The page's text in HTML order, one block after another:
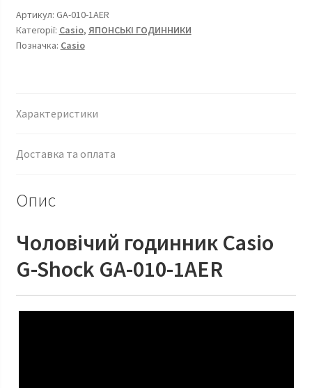
кількість
Артикул: GA-010-1AER
Категорії: Casio, ЯПОНСЬКІ ГОДИННИКИ
Позначка: Casio
Характеристики
Доставка та оплата
Опис
Чоловічий годинник Casio
G-Shock GA-010-1AER